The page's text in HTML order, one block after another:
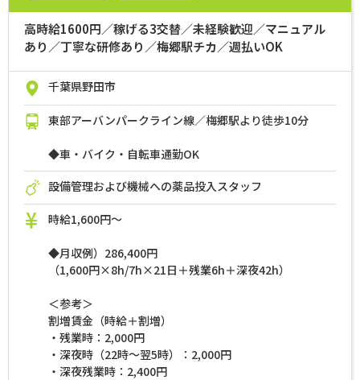
高時給1600円／稼げる3交替／未経験歓迎／マニュアル
あり／丁寧な研修あり／梅郷駅チカ／週払いOK
千葉県野田市
東部アーバンパークライン線／梅郷駅より徒歩10分
◆車・バイク・自転車通勤OK
設備管理および機械への薬品投入スタッフ
時給1,600円～
◆月収例）286,400円
（1,600円×8h/7h×21日＋残業6h＋深夜42h）
＜参考＞
割増賃金（時給＋割増）
・残業時：2,000円
・深夜時（22時～翌5時）：2,000円
・深夜残業時：2,400円